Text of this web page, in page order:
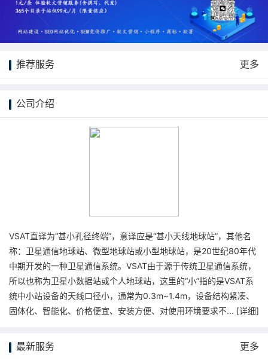
推荐服务 更多
公司介绍
VSAT直译为“甚小孔径终端”，意译应是“甚小天线地球站”，其他名
称：卫星通信地球站、微型地球站或小型地球站，是20世纪80年代
中期开发的一种卫星通信系统。VSAT由于源于传统卫星通信系统，
所以也称为卫星小数据站或个人地球站，这里的“小”指的是VSAT系
统中小站设备的天线口径小，通常为0.3m~1.4m，设备结构紧凑、
固体化、智能化、价格便宜、安装方便、对使用环境要求不... [详细]
最新服务 更多